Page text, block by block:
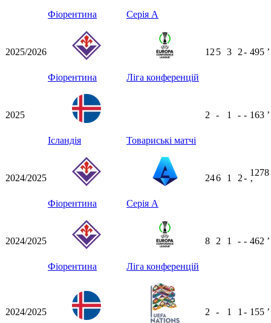
Фіорентина Серія А
2025/2026
Фіорентина Ліга конференцій
12 5 3 2- 495 ʼ
2025
Ісландія Товариські матчі
2 - 1 - - 163 ʼ
2024/2025
Фіорентина Серія А
246 1 2-
1278
ʼ
2024/2025
Фіорентина Ліга конференцій
8 2 1 - - 462 ʼ
2024/2025 2 - 1 1 - 155 ʼ